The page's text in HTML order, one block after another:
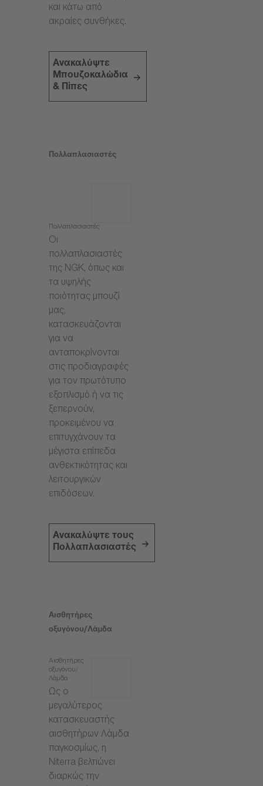
και κάτω από
ακραίες συνθήκες.
Ανακαλύψτε
Μπουζοκαλώδια
& Πίπες
Πολλαπλασιαστές
Πολλαπλασιαστές
Οι
πολλαπλασιαστές
της NGK, όπως και
τα υψηλής
ποιότητας μπουζί
μας,
κατασκευάζονται
για να
ανταποκρίνονται
στις προδιαγραφές
για τον πρωτότυπο
εξοπλισμό ή να τις
ξεπερνούν,
προκειμένου να
επιτυγχάνουν τα
μέγιστα επίπεδα
ανθεκτικότητας και
λειτουργικών
επιδόσεων.
Ανακαλύψτε τους
Πολλαπλασιαστές
Αισθητήρες
οξυγόνου/Λάμδα
Αισθητήρες
οξυγόνου/
Λάμδα
Ως ο
μεγαλύτερος
κατασκευαστής
αισθητήρων Λάμδα
παγκοσμίως, η
Niterra βελτιώνει
διαρκώς την